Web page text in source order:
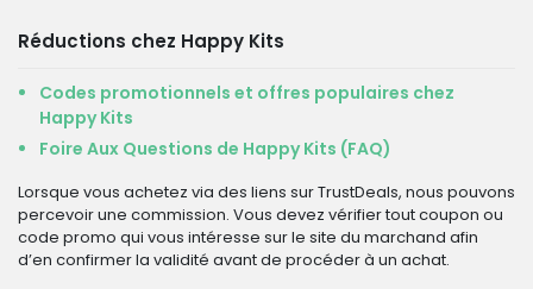
Réductions chez Happy Kits
Codes promotionnels et offres populaires chez
Happy Kits
Foire Aux Questions de Happy Kits (FAQ)
Lorsque vous achetez via des liens sur TrustDeals, nous pouvons
percevoir une commission. Vous devez vérifier tout coupon ou
code promo qui vous intéresse sur le site du marchand afin
d’en confirmer la validité avant de procéder à un achat.